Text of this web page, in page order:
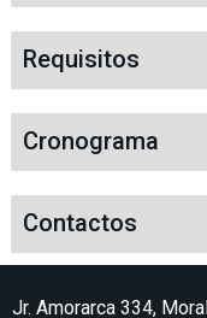
Requisitos
Cronograma
Contactos
Jr. Amorarca 334,